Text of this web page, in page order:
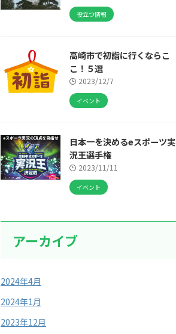
役立つ情報
高崎市で初詣に行くならこ
こ！５選
2023/12/7
イベント
日本一を決めるeスポーツ実
況王選手権
2023/11/11
イベント
アーカイブ
2024年4月
2024年1月
2023年12月